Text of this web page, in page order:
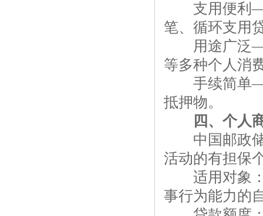
支用便利
笔、循环支用
用途广泛——
等多种个人消
手续简单——
抵押物。
四、个人
中国邮政储
活动的有担保
适用对象：
事行为能力的